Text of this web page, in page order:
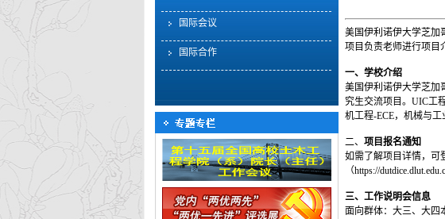
国际会议
国际合作
美国伊利诺伊大学芝加
项目负责老师进行项目
一、学校介绍
美国伊利诺伊大学芝加
究生交流项目。UIC工
机工程-ECE，机械与工
二、 项目报名通知
如需了解项目详情，可
（https://
三、工作说明会信息
面向群体：大三、大四